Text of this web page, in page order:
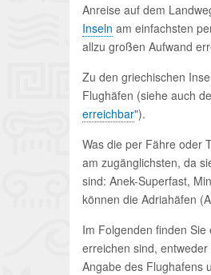
Anreise auf dem
Inseln am einfachsten
allzu großen Aufwand
Zu den griechischen
Flughäfen (siehe auch
erreichbar").
Was die per Fähre oder
am zugänglichsten, da
sind: Anek-Superfast,
können die Adriahäfen
Im Folgenden finden
erreichen sind,
Angabe des Flughafens